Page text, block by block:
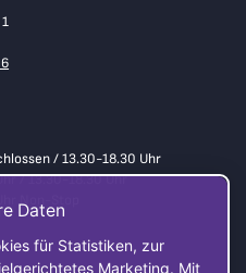
/ 13.30-18.30 Uhr
/ 13.30-18.30 Uhr
Non-Stop
Daten
für Statistiken, zur
Marketing. Mit